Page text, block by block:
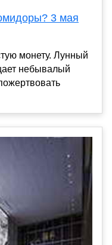
3 мая
монету. Лунный
небывалый